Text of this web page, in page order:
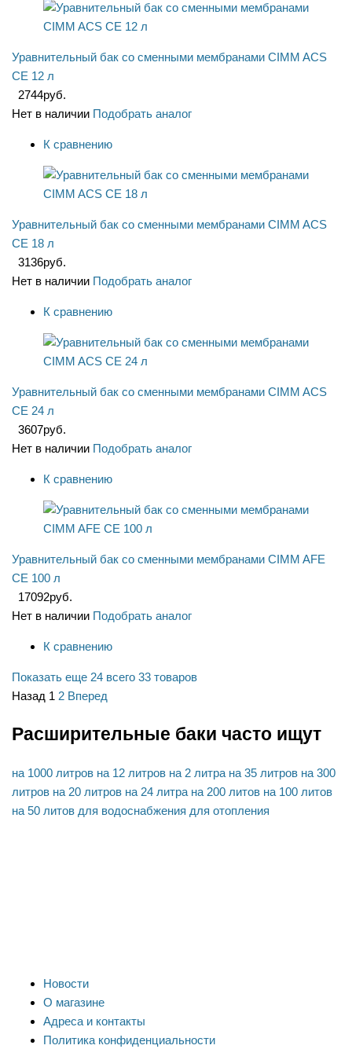
Уравнительный бак со сменными мембранами CIMM ACS
CE 12 л
2744руб.
Нет в наличии Подобрать аналог
К сравнению
Уравнительный бак со сменными мембранами CIMM ACS
CE 18 л
3136руб.
Нет в наличии Подобрать аналог
К сравнению
Уравнительный бак со сменными мембранами CIMM ACS
CE 24 л
3607руб.
Нет в наличии Подобрать аналог
К сравнению
Уравнительный бак со сменными мембранами CIMM AFE
CE 100 л
17092руб.
Нет в наличии Подобрать аналог
К сравнению
Показать еще 24 всего 33 товаров
Назад 1 2 Вперед
Расширительные баки часто ищут
на 1000 литров на 12 литров на 2 литра на 35 литров на 300
литров на 20 литров на 24 литра на 200 литов на 100 литов
на 50 литов для водоснабжения для отопления
Новости
О магазине
Адреса и контакты
Политика конфиденциальности